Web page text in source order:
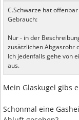
C.Schwarze hat
Gebrauch:
Nur - in der
zusätzlichen Abgasrohr
Ich jedenfalls gehe von
aus.
Mein Glaskugel gibs
Schonmal eine